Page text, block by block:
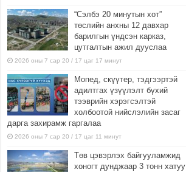
“Сэлбэ 20 минутын хот”
төслийн анхны 12 давхар
барилгын үндсэн карказ,
цутгалтын ажил дууслаа
2026 оны 7 сар 20 / 17 цаг 17 минут
Мопед, скүүтер, тэдгээртэй
адилтгах үзүүлэлт бүхий
тээврийн хэрэгсэлтэй
холбоотой нийслэлийн засаг
дарга захирамж гаргалаа
2026 оны 7 сар 20 / 17 цаг 11 минут
Төв цэвэрлэх байгууламжид
хоногт дунджаар 3 тонн хатуу